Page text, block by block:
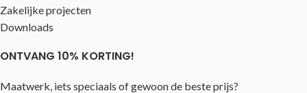
Zakelijke projecten
Downloads
ONTVANG 10% KORTING!
Maatwerk, iets speciaals of gewoon de beste prijs?